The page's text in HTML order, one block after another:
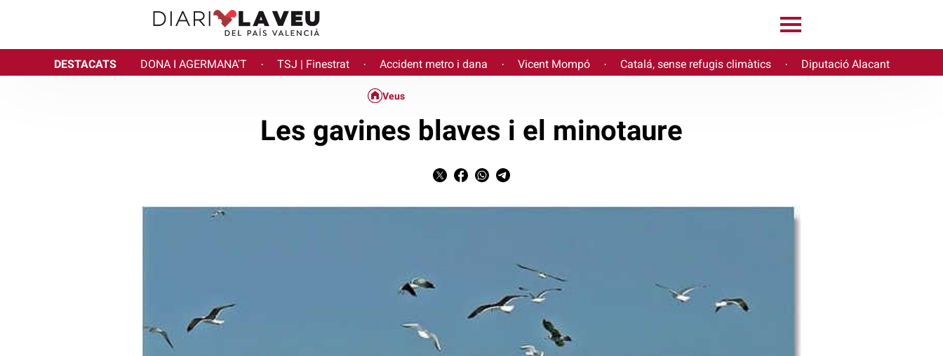
DESTACATS DONA I AGERMANA'T · TSJ | Finestrat · Accident metro i dana · Vicent Mompó · Catalá, sense refugis climàtics · Diputació Alacant
Veus
Les gavines blaves i el minotaure